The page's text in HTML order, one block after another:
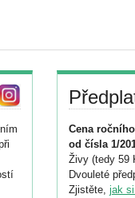
Cena
od čísla 1/
Živy (tedy 59
Dvouleté
Zjistěte, jak